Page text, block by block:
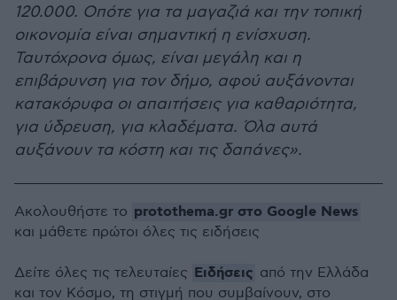
120.000. Οπότε για τα μαγαζιά και την τοπική
οικονομία είναι σημαντική η ενίσχυση.
Ταυτόχρονα όμως, είναι μεγάλη και η
επιβάρυνση για τον δήμο, αφού αυξάνονται
κατακόρυφα οι απαιτήσεις για καθαριότητα,
για ύδρευση, για κλαδέματα. Όλα αυτά
αυξάνουν τα κόστη και τις δαπάνες».
Ακολουθήστε το protothema.gr στο Google News
και μάθετε πρώτοι όλες τις ειδήσεις
Δείτε όλες τις τελευταίες Ειδήσεις από την Ελλάδα
και τον Κόσμο, τη στιγμή που συμβαίνουν, στο